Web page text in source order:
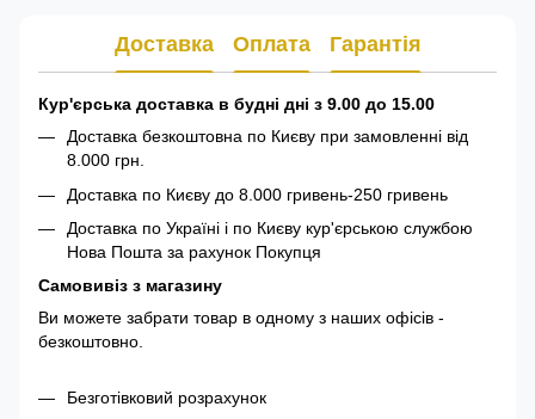
Доставка Оплата Гарантія
Кур'єрська доставка в будні дні з 9.00 до 15.00
Доставка безкоштовна по Києву при замовленні від
8.000 грн.
Доставка по Києву до 8.000 гривень-250 гривень
Доставка по Україні і по Києву кур'єрською службою
Нова Пошта за рахунок Покупця
Самовивіз з магазину
Ви можете забрати товар в одному з наших офісів -
безкоштовно.
Безготівковий розрахунок